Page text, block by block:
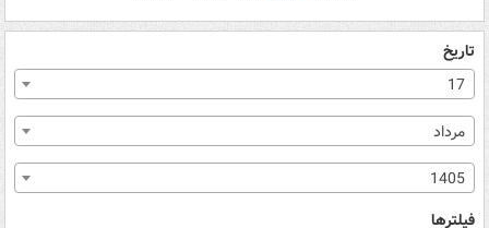
تاریخ
17
مرداد
1405
فیلترها